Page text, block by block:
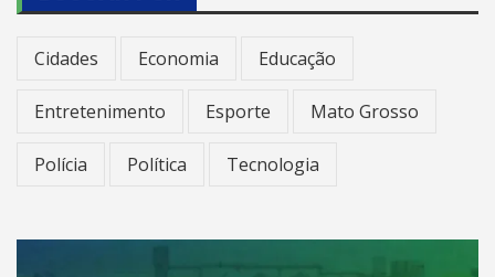
Cidades Economia Educação
Entretenimento Esporte Mato Grosso
Polícia Política Tecnologia